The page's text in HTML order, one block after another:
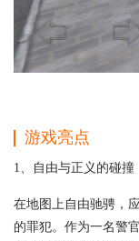
游戏亮点
1、自由与正义的碰撞
在地图上自由驰骋，
的罪犯。作为一名警